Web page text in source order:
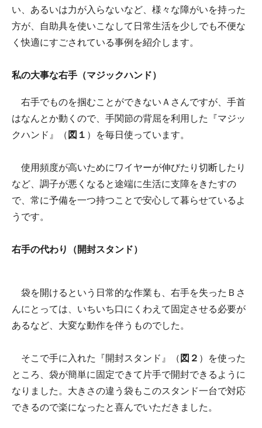
い、あるいは力が入らないなど、様々な障がいを持った
方が、自助具を使いこなして日常生活を少しでも不便な
く快適にすごされている事例を紹介します。
私の大事な右手（マジックハンド）
右手でものを掴むことができないＡさんですが、手首
はなんとか動くので、手関節の背屈を利用した『マジッ
クハンド』（ 図１ ）を毎日使っています。
使用頻度が高いためにワイヤーが伸びたり切断したり
など、調子が悪くなると途端に生活に支障をきたすの
で、常に予備を一つ持つことで安心して暮らせているよ
うです。
右手の代わり（開封スタンド）
袋を開けるという日常的な作業も、右手を失ったＢさ
んにとっては、いちいち口にくわえて固定させる必要が
あるなど、大変な動作を伴うものでした。
そこで手に入れた『開封スタンド』（ 図２ ）を使った
ところ、袋が簡単に固定できて片手で開封できるように
なりました。大きさの違う袋もこのスタンド一台で対応
できるので楽になったと喜んでいただきました。